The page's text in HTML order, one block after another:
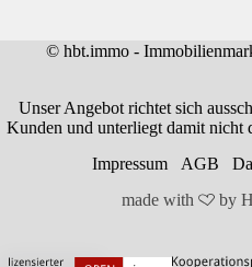
© hbt.immo -
Unser Angebot richtet sich
Kunden und unterliegt damit nicht
Impressum
AGB
made with
by